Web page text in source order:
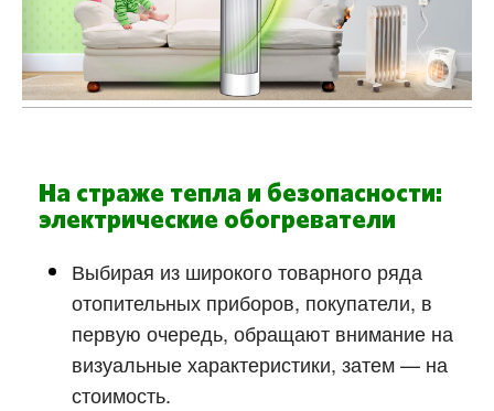
На страже тепла и безопасности:
электрические обогреватели
Выбирая из широкого товарного ряда
отопительных приборов, покупатели, в
первую очередь, обращают внимание на
визуальные характеристики, затем — на
стоимость.